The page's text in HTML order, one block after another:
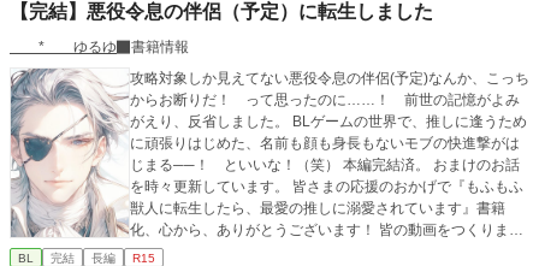
【完結】悪役令息の伴侶（予定）に転生しました
* ゆるゆ
書籍情報
攻略対象しか見えてない悪役令息の伴侶(予定)なんか、こっち
からお断りだ！ って思ったのに……！ 前世の記憶がよみ
がえり、反省しました。 BLゲームの世界で、推しに逢うため
に頑張りはじめた、名前も顔も身長もないモブの快進撃がは
じまる──！ といいな！（笑） 本編完結済。 おまけのお話
を時々更新しています。 皆さまの応援のおかげで『もふもふ
獣人に転生したら、最愛の推しに溺愛されています』書籍
化、心から、ありがとうございます！ 皆の動画をつくりまし
た！ もしよかったら、プロフのwebサイトからどうぞです。
BL 完結 長編 R15